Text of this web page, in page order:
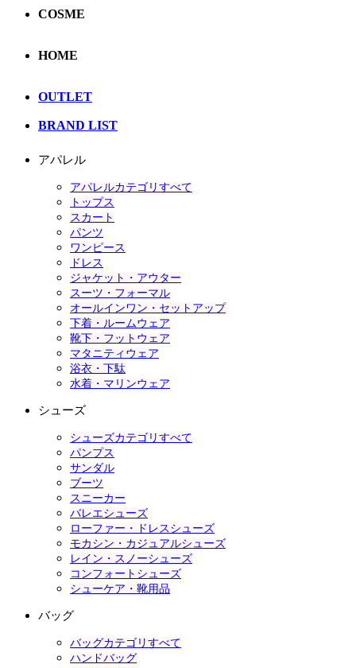
COSME
HOME
OUTLET
BRAND LIST
アパレル
アパレルカテゴリすべて
トップス
スカート
パンツ
ワンピース
ドレス
ジャケット・アウター
スーツ・フォーマル
オールインワン・セットアップ
下着・ルームウェア
靴下・フットウェア
マタニティウェア
浴衣・下駄
水着・マリンウェア
シューズ
シューズカテゴリすべて
パンプス
サンダル
ブーツ
スニーカー
バレエシューズ
ローファー・ドレスシューズ
モカシン・カジュアルシューズ
レイン・スノーシューズ
コンフォートシューズ
シューケア・靴用品
バッグ
バッグカテゴリすべて
ハンドバッグ